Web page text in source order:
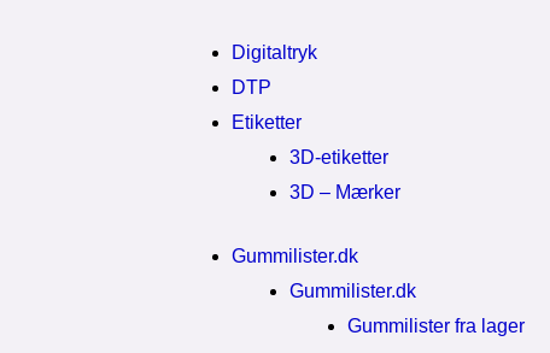
Digitaltryk
DTP
Etiketter
3D-etiketter
3D – Mærker
Gummilister.dk
Gummilister.dk
Gummilister fra lager